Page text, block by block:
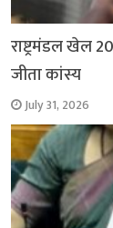
राष्ट्रमंडल खेल
जीता कांस्य
July 31, 2026